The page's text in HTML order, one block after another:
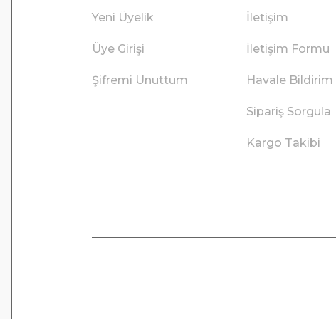
Yeni Üyelik
Üye Girişi
Şifremi Unuttum
İletişim
İletişim Formu
Havale
Sipariş Sorgula
Kargo Takibi